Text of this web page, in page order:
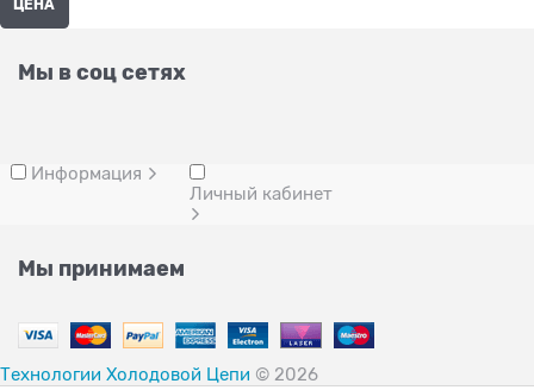
ЦЕНА
Мы в соц сетях
Информация
Личный кабинет
Мы принимаем
Технологии Холодовой Цепи © 2026